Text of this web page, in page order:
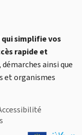
simplifie vos
rapide et
ainsi que
et organismes